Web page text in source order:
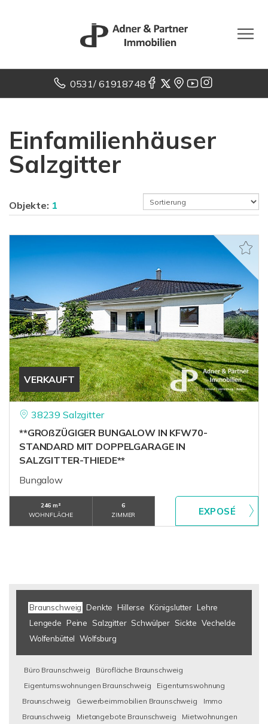
0531/ 61918748
Einfamilienhäuser
Salzgitter
Objekte: 1
VERKAUFT
38239 Salzgitter
**GROßZÜGIGER BUNGALOW IN KFW70-
STANDARD MIT DOPPELGARAGE IN
SALZGITTER-THIEDE**
Bungalow
246 m²
WOHNFLÄCHE
6
ZIMMER
Braunschweig Denkte Hillerse Königslutter Lehre
Lengede
Peine Salzgitter Schwülper Sickte Vechelde
Wolfenbüttel Wolfsburg
Büro Braunschweig
Bürofläche Braunschweig
Eigentumswohnungen Braunschweig
Eigentumswohnung
Braunschweig
Gewerbeimmobilien Braunschweig
Immo
Braunschweig
Mietangebote Braunschweig
Mietwohnungen